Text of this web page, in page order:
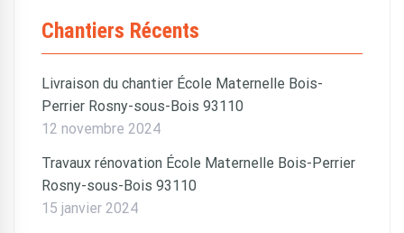
Chantiers Récents
Livraison du chantier École Maternelle Bois-
Perrier Rosny-sous-Bois 93110
12 novembre 2024
Travaux rénovation École Maternelle Bois-Perrier
Rosny-sous-Bois 93110
15 janvier 2024